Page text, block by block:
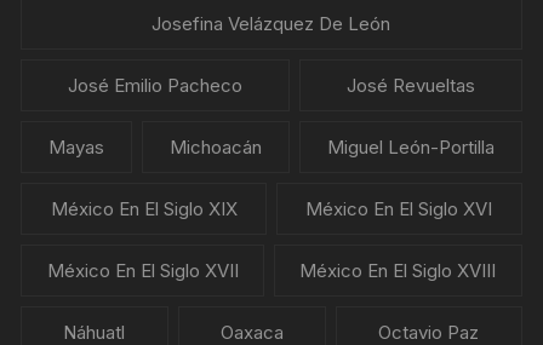
Josefina Velázquez De León
José Emilio Pacheco José Revueltas
Mayas Michoacán Miguel León-Portilla
México En El Siglo XIX México En El Siglo XVI
México En El Siglo XVII México En El Siglo XVIII
Náhuatl Oaxaca Octavio Paz